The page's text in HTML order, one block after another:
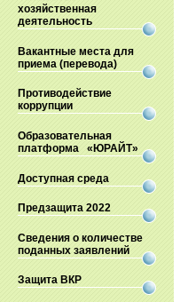
хозяйственная
деятельность
Вакантные места для
приема (перевода)
Противодействие
коррупции
Образовательная
платформа «ЮРАЙТ»
Доступная среда
Предзащита 2022
Сведения о количестве
поданных заявлений
Защита ВКР